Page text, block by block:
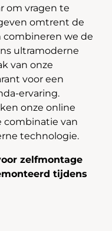
om vragen te
omtrent de
combineren we de
ultramoderne
van onze
voor een
ervaring.
onze online
combinatie van
technologie.
zelfmontage
tijdens